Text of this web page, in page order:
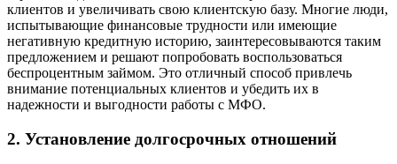
клиентов и увеличивать свою клиентскую базу. Многие люди,
испытывающие финансовые трудности или имеющие
негативную кредитную историю, заинтересовываются таким
предложением и решают попробовать воспользоваться
беспроцентным займом. Это отличный способ привлечь
внимание потенциальных клиентов и убедить их в
надежности и выгодности работы с МФО.
2. Установление долгосрочных отношений